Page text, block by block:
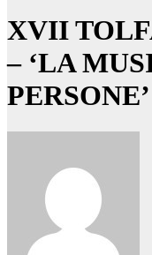
XVII
– ‘LA
PERSONE’